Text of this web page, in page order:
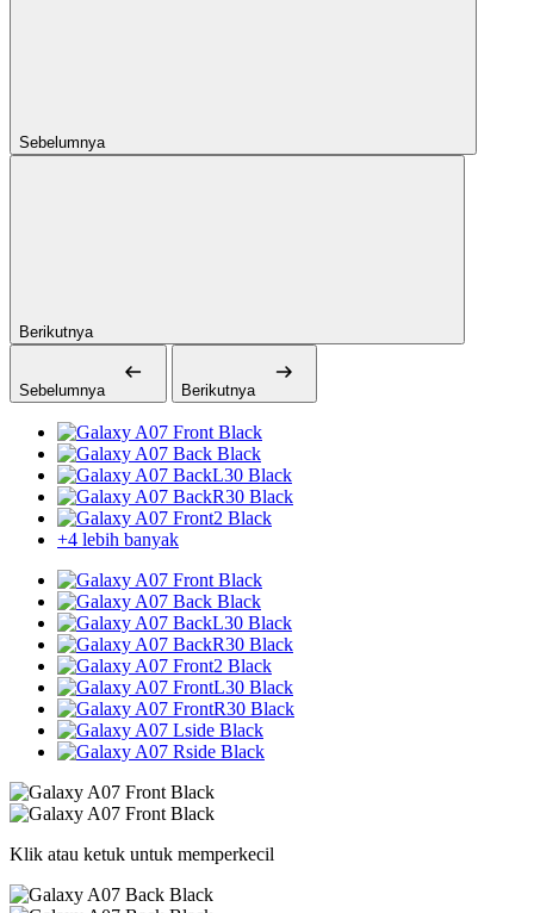
Sebelumnya
Berikutnya
Sebelumnya Berikutnya
+4 lebih banyak
Klik atau ketuk untuk memperkecil